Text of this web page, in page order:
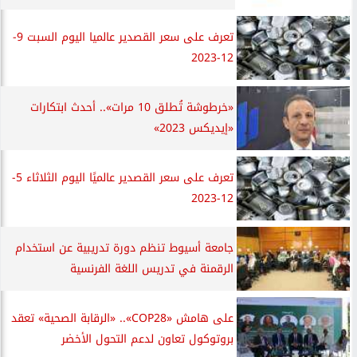
تعرف على سعر القصدير عالميا اليوم السبت 9-
12-2023
«خرطوشة تُطلق 10 مرات».. أحدث ابتكارات
«إيديكس 2023»
تعرف على سعر القصدير عالميًا اليوم الثلاثاء 5-
12-2023
جامعة أسيوط تنظم دورة تدريبية عن استخدام
الرقمنة في تدريس اللغة الفرنسية
على هامش «COP28».. «الرقابة الصحية» تعقد
بروتوكول تعاون لدعم التحول الأخضر